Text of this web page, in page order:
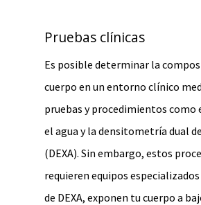
Pruebas clínicas
Es posible determinar la
cuerpo en un entorno clínico
pruebas y procedimientos como
el agua y la densitometría dual
(DEXA). Sin embargo, estos
requieren equipos especializados
de DEXA, exponen tu cuerpo a